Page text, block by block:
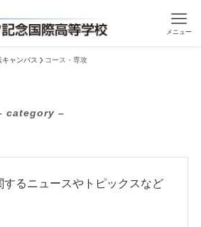
メニュー
キャンパス コース・専攻
category –
するニュースやトピックスなど